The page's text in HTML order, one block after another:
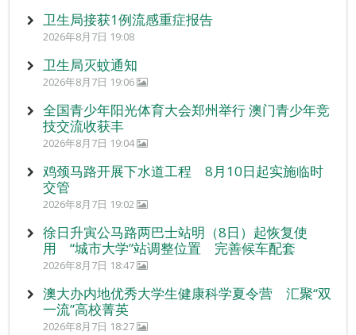
卫生局接获1例流感重症报告
2026年8月7日 19:08
卫生局灭蚊通知
2026年8月7日 19:06
全国青少年阳光体育大会郑州举行 澳门青少年竞
技交流收获丰
2026年8月7日 19:04
鸡颈马路开展下水道工程 8月10日起实施临时
交管
2026年8月7日 19:02
徐日升寅公马路两巴士站明（8日）起恢复使
用 “城市大学”站调整位置 完善候车配套
2026年8月7日 18:47
澳大办内地优秀大学生健康科学夏令营 汇聚“双
一流”高校菁英
2026年8月7日 18:27